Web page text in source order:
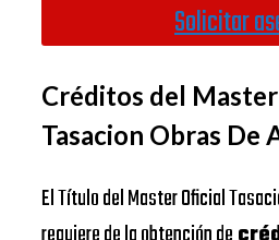
Solicitar
Créditos del
Tasacion Obras De
El Título del Master Oficial